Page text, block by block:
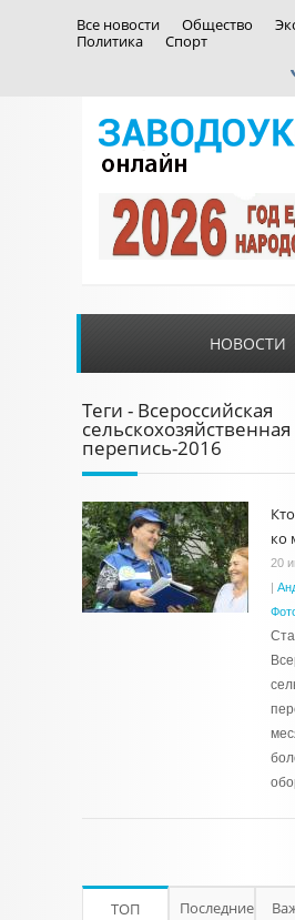
Все новости Общество
Политика
Спорт
НОВОСТИ
Теги - Всероссийская
сельскохозяйственная
перепись-2016
ко
20
|
ТОП Последние